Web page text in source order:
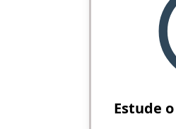
Estude